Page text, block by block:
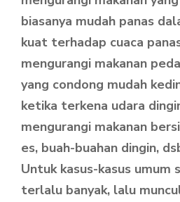
biasanya mudah panas
kuat terhadap cuaca
mengurangi makanan
yang condong mudah
ketika terkena udara
mengurangi makanan
es, buah-buahan dingin,
Untuk kasus-kasus umum
terlalu banyak, lalu